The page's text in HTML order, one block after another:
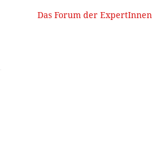
Das Forum der ExpertInnen